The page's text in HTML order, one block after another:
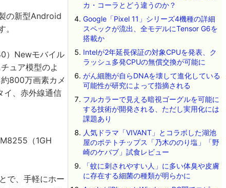
の新型Android
）Newモバイル
ュア模型のよ
800万画素カメ
イ、赤外線通信
（1GH
で、手軽にホー
カ・コーラとどう違うのか？
Google「Pixel 11」シリーズ4機種の詳細
スペックが流出、全モデルにTensor G6を
搭載か
Intelが2年延長保証の対象CPUを発表、ク
ラッシュ多発CPUの無償交換が可能に
がん細胞が自らDNAを壊して進化している
可能性が研究によって指摘される
フルカラーで見える暗視ゴーグルを可能に
する技術が開発される、ただし実用化には
課題あり
人気ドラマ「VIVANT」とコラボした湖池
屋のポテトチップス「乃木ののり塩」「野
崎のケバブ」試食レビュー
「蚊に刺されやすい人」に多い体臭や皮膚
に存在する細菌の種類が明らかに